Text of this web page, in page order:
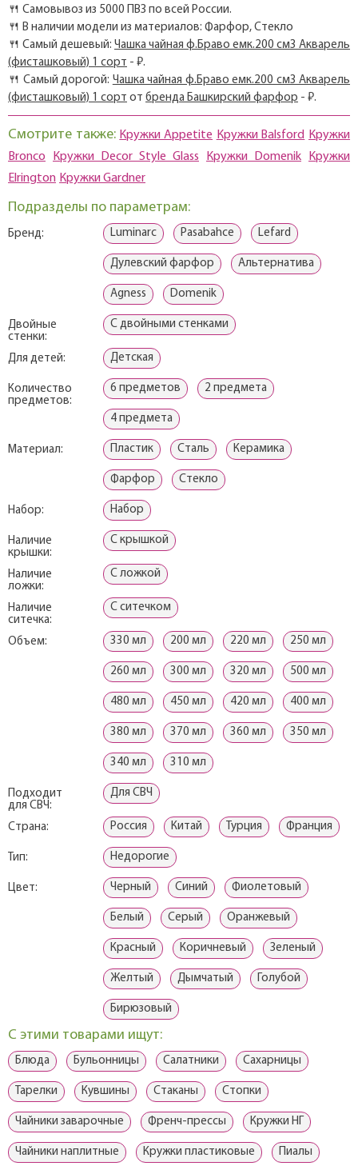
🍴 Самовывоз из 5000 ПВЗ по всей России.
🍴 В наличии модели из материалов: Фарфор, Стекло
🍴 Самый дешевый: Чашка чайная ф.Браво емк.200 см3 Акварель
(фисташковый) 1 сорт - ₽.
🍴 Самый дорогой: Чашка чайная ф.Браво емк.200 см3 Акварель
(фисташковый) 1 сорт от бренда Башкирский фарфор - ₽.
Смотрите также: Кружки Appetite Кружки Balsford Кружки
Bronco
Кружки Decor Style Glass Кружки Domenik
Кружки
Elrington Кружки Gardner
Подразделы по параметрам:
Бренд: Luminarc Pasabahce Lefard
Дулевский фарфор Альтернатива
Agness Domenik
Двойные
стенки:
С двойными стенками
Для детей: Детская
Количество
предметов:
6 предметов 2 предмета
4 предмета
Материал: Пластик Сталь Керамика
Фарфор Стекло
Набор: Набор
Наличие
крышки:
С крышкой
Наличие
ложки:
С ложкой
Наличие
ситечка:
С ситечком
Объем: 330 мл 200 мл 220 мл 250 мл
260 мл 300 мл 320 мл 500 мл
480 мл 450 мл 420 мл 400 мл
380 мл 370 мл 360 мл 350 мл
340 мл 310 мл
Подходит
для СВЧ:
Для СВЧ
Страна: Россия Китай Турция Франция
Тип: Недорогие
Цвет: Черный Синий Фиолетовый
Белый Серый Оранжевый
Красный Коричневый Зеленый
Желтый Дымчатый Голубой
Бирюзовый
С этими товарами ищут:
Блюда Бульонницы Салатники Сахарницы
Тарелки Кувшины Стаканы Стопки
Чайники заварочные Френч-прессы Кружки НГ
Чайники наплитные Кружки пластиковые Пиалы